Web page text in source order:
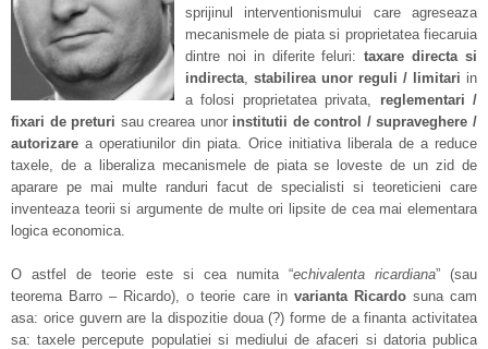
sprijinul interventionismului care agreseaza
mecanismele de piata si proprietatea fiecaruia
dintre noi in diferite feluri: taxare directa si
indirecta, stabilirea unor reguli / limitari in
a folosi proprietatea privata, reglementari /
fixari de preturi sau crearea unor institutii de control / supraveghere /
autorizare a operatiunilor din piata. Orice initiativa liberala de a reduce
taxele, de a liberaliza mecanismele de piata se loveste de un zid de
aparare pe mai multe randuri facut de specialisti si teoreticieni care
inventeaza teorii si argumente de multe ori lipsite de cea mai elementara
logica economica.
O astfel de teorie este si cea numita “echivalenta ricardiana” (sau
teorema Barro – Ricardo), o teorie care in varianta Ricardosuna cam
asa: orice guvern are la dispozitie doua (?) forme de a finanta activitatea
sa: taxele percepute populatiei si mediului de afaceri si datoria publica